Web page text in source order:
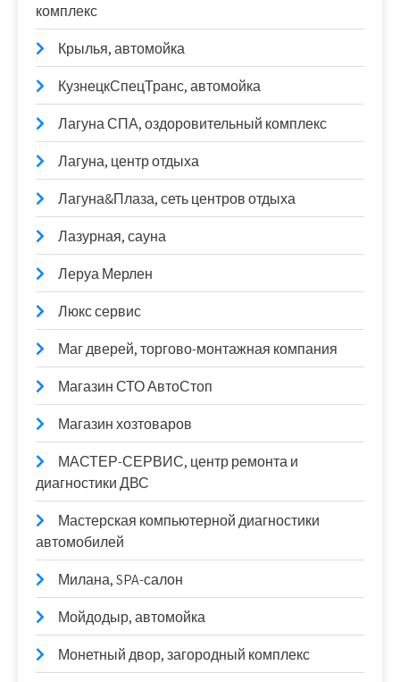
комплекс
Крылья, автомойка
КузнецкСпецТранс, автомойка
Лагуна СПА, оздоровительный комплекс
Лагуна, центр отдыха
Лагуна&Плаза, сеть центров отдыха
Лазурная, сауна
Леруа Мерлен
Люкс сервис
Маг дверей, торгово-монтажная компания
Магазин СТО АвтоСтоп
Магазин хозтоваров
МАСТЕР-СЕРВИС, центр ремонта и
диагностики ДВС
Мастерская компьютерной диагностики
автомобилей
Милана, SPA-салон
Мойдодыр, автомойка
Монетный двор, загородный комплекс